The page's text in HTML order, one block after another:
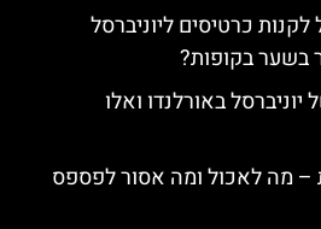
כרטיסים ליוניברסל
בשער בקופות?
של יוניברסל באורלנדו ואלו
– מה לאכול ומה אסור לפספס